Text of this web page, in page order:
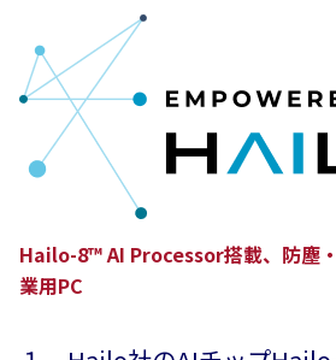
Hailo-8™ AI Processor搭載、防塵
業用PC